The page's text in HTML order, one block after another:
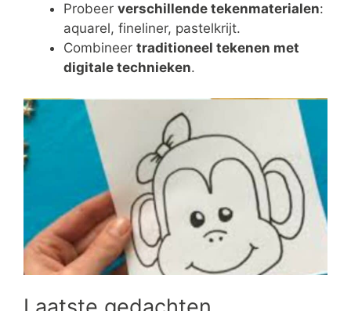
Probeer verschillende tekenmaterialen:
aquarel, fineliner, pastelkrijt.
Combineer traditioneel tekenen met
digitale technieken.